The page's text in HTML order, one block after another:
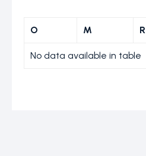
O M R
No data available in table